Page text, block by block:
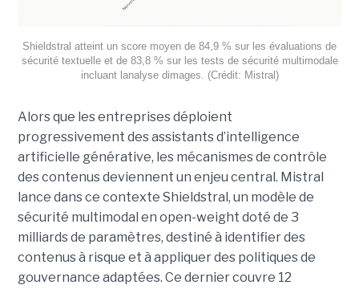
Shieldstral atteint un score moyen de 84,9 % sur les évaluations de
sécurité textuelle et de 83,8 % sur les tests de sécurité multimodale
incluant lanalyse dimages. (Crédit: Mistral)
Alors que les entreprises déploient
progressivement des assistants d’intelligence
artificielle générative, les mécanismes de contrôle
des contenus deviennent un enjeu central. Mistral
lance dans ce contexte Shieldstral, un modèle de
sécurité multimodal en open-weight doté de 3
milliards de paramètres, destiné à identifier des
contenus à risque et à appliquer des politiques de
gouvernance adaptées. Ce derniercouvre 12